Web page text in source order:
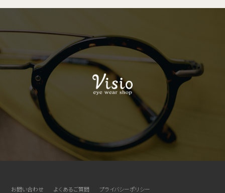
お問い合わせ よくあるご質問 プライバシーポリシー